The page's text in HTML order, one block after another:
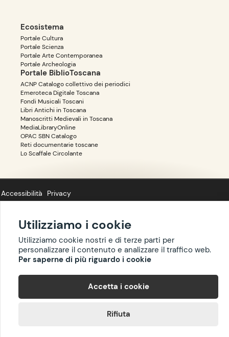
Ecosistema
Portale Cultura
Portale Scienza
Portale Arte Contemporanea
Portale Archeologia
Portale BiblioToscana
ACNP Catalogo collettivo dei periodici
Emeroteca Digitale Toscana
Fondi Musicali Toscani
Libri Antichi in Toscana
Manoscritti Medievali in Toscana
MediaLibraryOnline
OPAC SBN Catalogo
Reti documentarie toscane
Lo Scaffale Circolante
Accessibilità Privacy
Copyright ©BIBLIOTOSCANA: tutti i diritti riservati quanto ai dati delle
risorse. I contenuti estratti da Wikipedia sono riproducibili con licenza
Utilizziamo i cookie
Utilizziamo cookie nostri e di terze parti per
personalizzare il contenuto e analizzare il traffico web.
Per saperne di più riguardo i cookie
Accetta i cookie
Rifiuta